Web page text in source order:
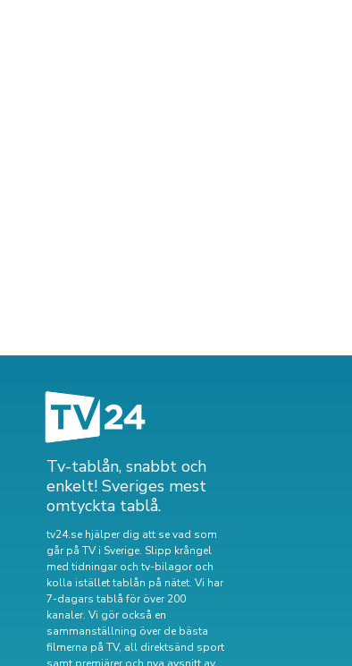
Tv-tablån, snabbt och
enkelt! Sveriges mest
omtyckta tablå.
tv24.se hjälper dig att se vad som
går på TV i Sverige. Slipp krångel
med tidningar och tv-bilagor och
kolla istället tablån på nätet. Vi har
7-dagars tablå för över 200
kanaler. Vi gör också en
sammanställning överde bästa
filmerna på TV, all direktsänd sport